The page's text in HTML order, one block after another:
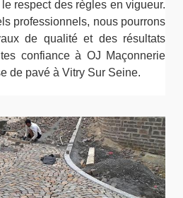
respect des règles en vigueur.
professionnels, nous pourrons
de qualité et des résultats
confiance à OJ Maçonnerie
de pavé à Vitry Sur Seine.